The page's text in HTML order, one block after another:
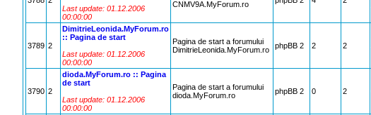
Last update: 01.12.2006
00:00:00
CNMV9A.MyForum.ro
3789 2
DimitrieLeonida.MyForum.ro
:: Pagina de start
Last update: 01.12.2006
00:00:00
Pagina de start a forumului
DimitrieLeonida.MyForum.ro
phpBB 2 2 2
3790 2
dioda.MyForum.ro :: Pagina
de start
Last update: 01.12.2006
00:00:00
Pagina de start a forumului
dioda.MyForum.ro
phpBB 2 0 2